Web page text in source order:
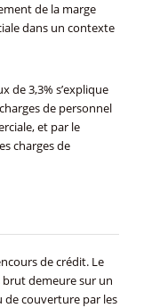
de la marge
dans un contexte
de 3,3% s’explique
de personnel
et par le
charges de
de crédit. Le
brut demeure sur un
de couverture par les